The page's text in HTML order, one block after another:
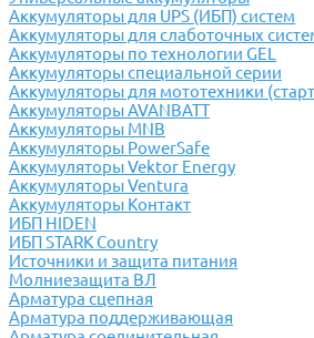
Аккумуляторы для UPS (ИБП) систем
Аккумуляторы для слаботочных
Аккумуляторы по технологии GEL
Аккумуляторы специальной серии
Аккумуляторы для мототехники
Аккумуляторы AVANBATT
Аккумуляторы MNB
Аккумуляторы PowerSafe
Аккумуляторы Vektor Energy
Аккумуляторы Ventura
Аккумуляторы Контакт
ИБП HIDEN
ИБП STARK Country
Источники и защита питания
Молниезащита ВЛ
Арматура сцепная
Арматура поддерживающая